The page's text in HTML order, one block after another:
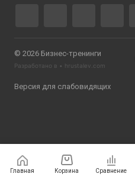
© 2026 Бизнес-тренинги
Разработано в • hrustalev.com
Версия для слабовидящих
Главная Корзина Сравнение